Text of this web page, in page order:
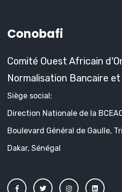
Conobafi
Comité Ouest Africain
Normalisation Bancaire
Siège social:
Direction Nationale de la
Boulevard Général de Gaulle,
Dakar, Sénégal